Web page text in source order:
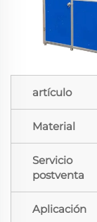
artículo
Material
Servicio
postventa
Aplicación